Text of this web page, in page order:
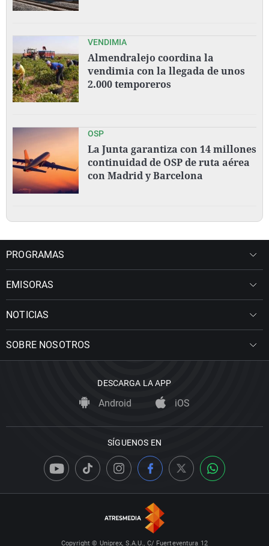
VENDIMIA
Almendralejo coordina la
vendimia con la llegada de unos
2.000 temporeros
OSP
La Junta garantiza con 14 millones
continuidad de OSP de ruta aérea
con Madrid y Barcelona
PROGRAMAS
EMISORAS
NOTICIAS
SOBRE NOSOTROS
DESCARGA LA APP
Android iOS
SÍGUENOS EN
Copyright © Uniprex, S.A.U., C/ Fuerteventura 12